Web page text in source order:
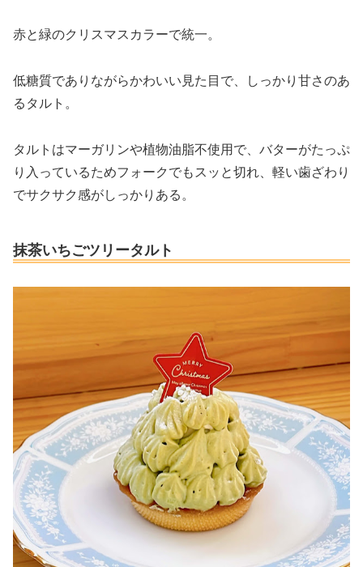
赤と緑のクリスマスカラーで統一。
低糖質でありながらかわいい見た目で、しっかり甘さのあ
るタルト。
タルトはマーガリンや植物油脂不使用で、バターがたっぷ
り入っているためフォークでもスッと切れ、軽い歯ざわり
でサクサク感がしっかりある。
抹茶いちごツリータルト